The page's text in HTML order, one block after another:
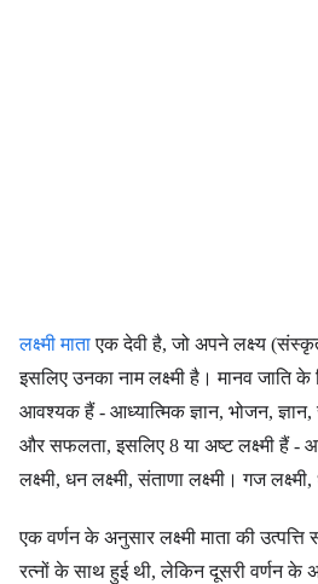
लक्ष्मी माताएक देवी है, जो अपने लक्ष्य
इसलिए उनका नाम लक्ष्मी है। मानव जाति
आवश्यक हैं - आध्यात्मिक ज्ञान, भोजन,
और सफलता, इसलिए 8 या अष्ट लक्ष्मी हैं - आधि
लक्ष्मी, धन लक्ष्मी, संताणा लक्ष्मी। गज लक्ष्मी,
एक वर्णन के अनुसार लक्ष्मी माता की
रत्नों के साथ हुई थी, लेकिन दूसरी वर्णन के